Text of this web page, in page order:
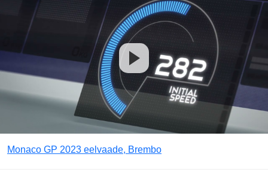
Monaco GP 2023 eelvaade, Brembo